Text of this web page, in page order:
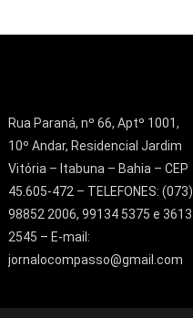
Rua Paraná, nº 66, Aptº 1001,
10º Andar, Residencial Jardim
Vitória – Itabuna – Bahia – CEP
45.605-472 – TELEFONES: (073)
98852 2006, 99134 5375 e 3613
2545 – E-mail:
jornalocompasso@gmail.com